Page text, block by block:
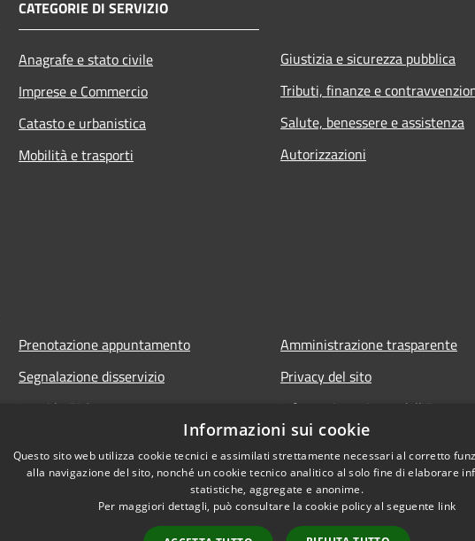
CATEGORIE DI SERVIZIO
Anagrafe e stato civile
Imprese e Commercio
Catasto e urbanistica
Mobilità e trasporti
Giustizia e sicurezza pubblica
Tributi, finanze e
Salute, benessere e assistenza
Autorizzazioni
Prenotazione appuntamento
Segnalazione disservizio
Leggi le FAQ
Amministrazione trasparente
Privacy del sito
Informativa privacy dell'Ente
Note legali
Dichiarazione di accessibilità
Informazioni sui cookie
Questo sito web utilizza cookie tecnici e assimilati strettamente necessari al corretto
alla navigazione del sito, nonché un cookie tecnico analitico al solo fine di elaborare
statistiche, aggregate e anonime.
Per maggiori dettagli, può consultare la cookie policy al seguente link